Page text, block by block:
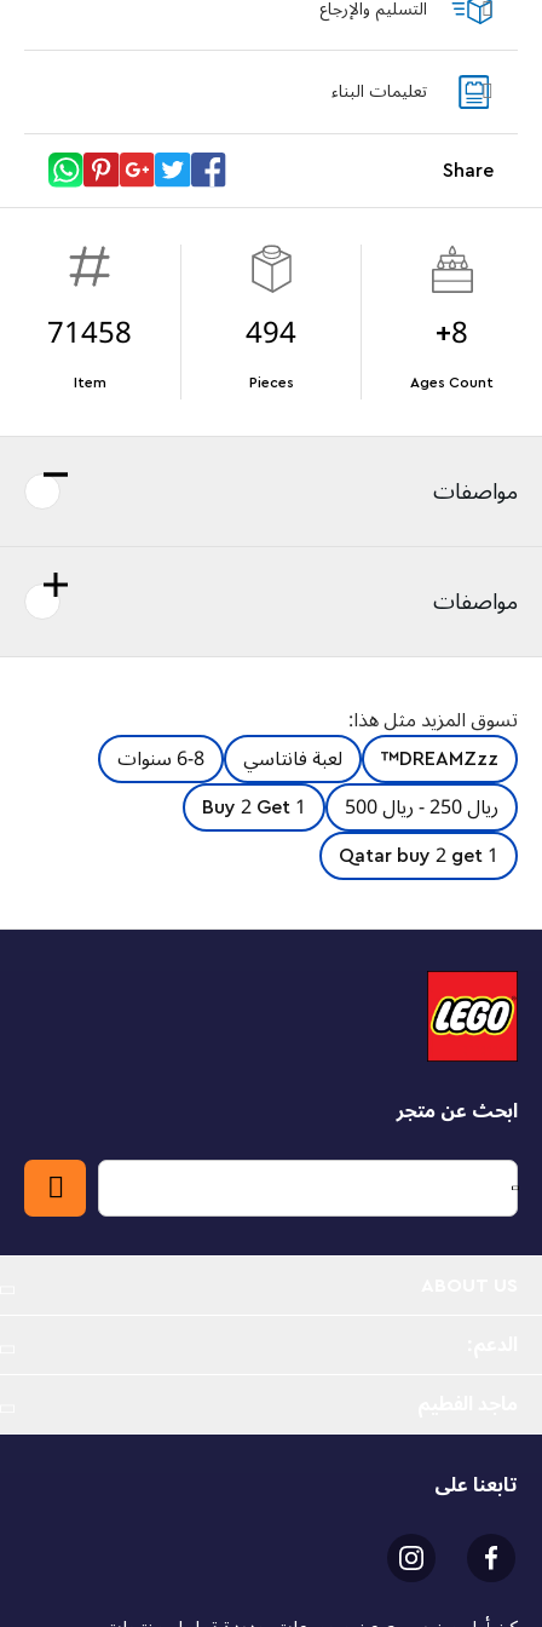
LEGO® Koenigsegg Sadair's Spear
Steering Wheel
With purchases of Koenigsegg Sadair's Spear
Megacar (42232). While supplies last.*
التسليم والإرجاع
تعليمات البناء
Share
8+
Ages Count
494
Pieces
71458
Item
مواصفات
مواصفات
الأحلام مع مجموعة ألعاب البناء دريمززز™ كروكودايل كار من ليغو®
(71458). مستوحاة من البرنامج التلفزيوني، وتتيح المجموعة
للأطفال إنشاء سيارة مذهلة ستساعد على إنقاذ جايدن من نايت
هانتر المخيف! مجموعة واحدة، خياران للبناء. تتضمن مجموعة
اللعب خيارين للبناء والكثير من التعليمات التي تقودها القصة، مما
يشجع الأطفال على اختيار مغامرتهم الخاصة والاستمتاع بوقت
لعب مزدوج. يمكنهم أن يقرروا بناء سيارة تمساح لمحاربة الكوابيس
وضع التمساح، تحتوي السيارة على أذرع وأرجل قابلة للتحريك
من إطلاق الأقراص من فم التمساح. في وضع الشاحنة، تحتوي
السيارة على عجلات دوارة وسقف قابل للإزالة لوضع مجسم صغير
بالداخل. مجسمات صغيرة رائعة، تتضمن مجموعة ألعاب البناء
مجسمات صغيرة مفصلة لكوبر وجايدن، بالإضافة إلى نايت هانتر،
الذي يأتي مع لعبة دراجة نارية رائعة ومساعد شرير.
مركبة قابلة للتخصيص - يمكن للأطفال الاستمتاع باللعب
ليغو® (71458)، والتي تتيح لهم بناء واحدة من مركبتين
طريقتان للبناء - يمكن للأطفال اختيار بناء السيارة كسيارة
تمساح أو كسيارة متجولة فائقة السرعة للطرق الوعرة
وضع الطرق الوعرة - في وضع الطرق الوعرة، تحتوي السيارة
بوضع مجسم صغير بالداخل
3 مجسمات صغيرة - تتضمن المجموعة مجسمات صغيرة
لكوبر وجايدن ونايت هانتر
تسوق المزيد مثل هذا:
DREAMZzz™
لعبة فانتاسي
6-8 سنوات
ريال 250 - ريال 500
Buy 2 Get 1
Qatar buy 2 get 1
ابحث عن متجر
تابعنا على